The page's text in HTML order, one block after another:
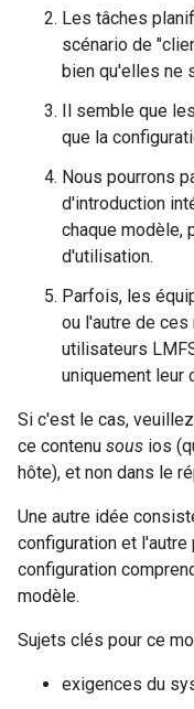
Les tâches
scénario de
bien qu'elles ne
Il semble que
que la
Nous pourrons
d'introduction
chaque modèle,
d'utilisation.
Parfois, les
ou l'autre de
utilisateurs
uniquement leur
Si c'est le cas,
ce contenu sous ios
hôte), et non dans le
Une autre idée
configuration et
configuration
modèle.
Sujets clés pour ce
exigences du